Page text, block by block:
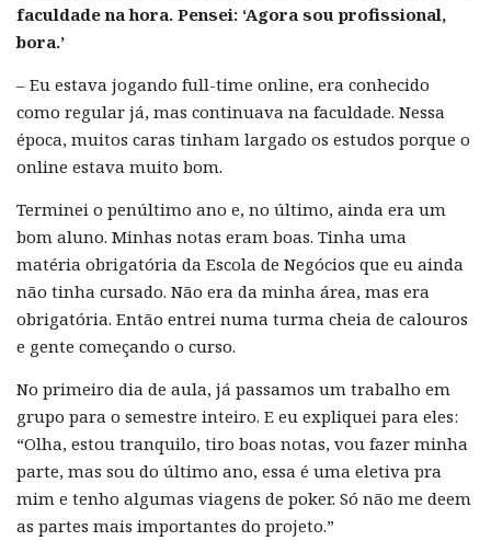
faculdade na hora. Pensei: ‘Agora sou profissional,
bora.’
– Eu estava jogando full-time online, era conhecido
como regular já, mas continuava na faculdade. Nessa
época, muitos caras tinham largado os estudos porque o
online estava muito bom.
Terminei o penúltimo ano e, no último, ainda era um
bom aluno. Minhas notas eram boas. Tinha uma
matéria obrigatória da Escola de Negócios que eu ainda
não tinha cursado. Não era da minha área, mas era
obrigatória. Então entrei numa turma cheia de calouros
e gente começando o curso.
No primeiro dia de aula, já passamos um trabalho em
grupo para o semestre inteiro. E eu expliquei para eles:
“Olha, estou tranquilo, tiro boas notas, vou fazer minha
parte, mas sou do último ano, essa é uma eletiva pra
mim e tenho algumas viagens de poker. Só não me deem
as partes mais importantes do projeto.”